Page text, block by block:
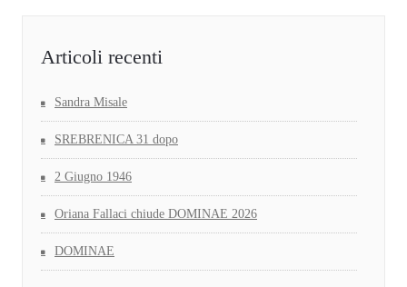
Articoli recenti
Sandra Misale
SREBRENICA 31 dopo
2 Giugno 1946
Oriana Fallaci chiude DOMINAE 2026
DOMINAE